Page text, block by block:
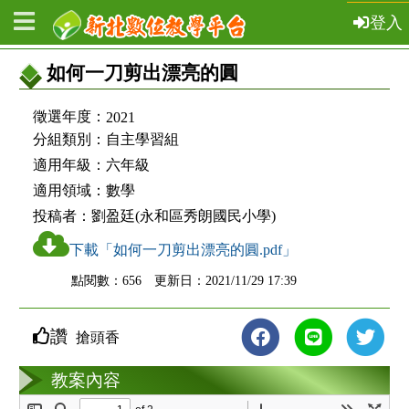
登入
如何一刀剪出漂亮的圓
教
案
基
本
資
訊
徵選年度： 2021
分組類別： 自主學習組
適用年級： 六年級
適用領域： 數學
投稿者： 劉盈廷(永和區秀朗國民小學)
下載「如何一刀剪出漂亮的圓.pdf」
點閱數：656 更新日：2021/11/29 17:39
教案互動
讚 搶頭香
教案內容